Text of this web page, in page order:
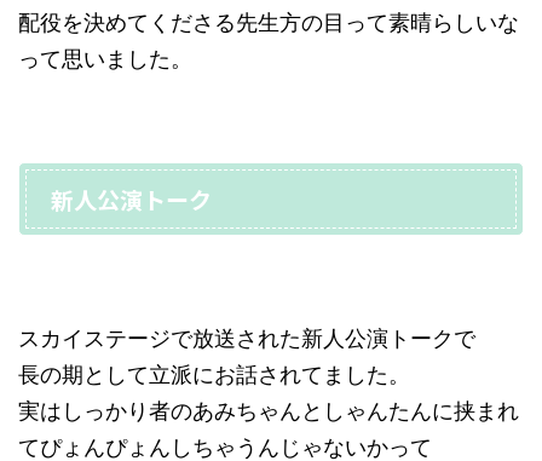
配役を決めてくださる先生方の目って素晴らしいな
って思いました。
新人公演トーク
スカイステージで放送された新人公演トークで
長の期として立派にお話されてました。
実はしっかり者のあみちゃんとしゃんたんに挟まれ
てぴょんぴょんしちゃうんじゃないかって